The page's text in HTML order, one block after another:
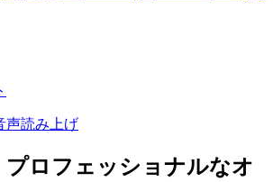
声読み上げ
プロフェッショナルなオ